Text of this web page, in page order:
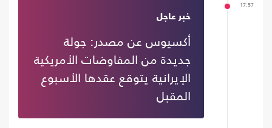
17:57
خبر عاجل
أكسيوس عن مصدر: جولة
جديدة من المفاوضات الأمريكية
الإيرانية يتوقع عقدها الأسبوع
المقبل